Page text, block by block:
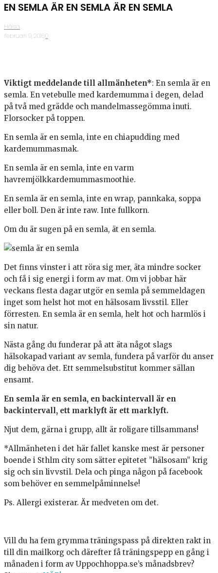
EN SEMLA ÄR EN SEMLA ÄR EN SEMLA
Hälsa
·februari 9, 2016·0
Viktigt meddelande till allmänheten*: En semla är en
semla. En vetebulle med kardemumma i degen, delad
på två med grädde och mandelmassegömma inuti.
Florsocker på toppen.
En semla är en semla, inte en chiapudding med
kardemummasmak.
En semla är en semla, inte en varm
havremjölkkardemummasmoothie.
En semla är en semla, inte en wrap, pannkaka, soppa
eller boll. Den är inte raw. Inte fullkorn.
Om du är sugen på en semla, ät en semla.
Det finns vinster i att röra sig mer, äta mindre socker
och få i sig energi i form av mat. Om vi jobbar här
veckans flesta dagar utgör en semla på semmeldagen
inget som helst hot mot en hälsosam livsstil. Eller
förresten. En semla är en semla, helt hot och harmlös i
sin natur.
Nästa gång du funderar på att äta något slags
hälsokapad variant av semla, fundera på varför du anser
dig behöva det. Ett semmelsubstitut kommer sällan
ensamt.
En semla är en semla, en backintervall är en
backintervall, ett marklyft är ett marklyft.
Njut dem, gärna i grupp, allt är roligare tillsammans!
*Allmänheten i det här fallet kanske mest är personer
boende i Sthlm city som sätter epitetet ”hälsosam” krig
sig och sin livvstil. Dela och pinga någon på facebook
som behöver en semmelpåminnelse!
Ps. Allergi existerar. Är medveten om det.
Vill du ha fem grymma träningspass på direkten rakt in
till din mailkorg och därefter få träningspepp en gång i
månaden i form av Uppochhoppa.se’s månadsbrev?